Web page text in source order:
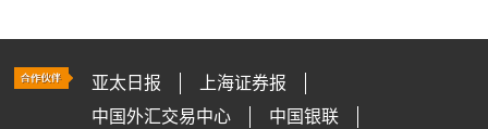
亚太日报
上海证券报
中国外汇交易中心
中国银联